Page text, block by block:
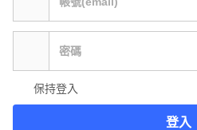
保持登入
登入